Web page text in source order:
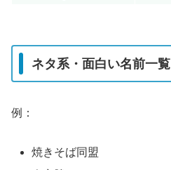
ネタ系・面白い名前一覧
例：
焼きそば同盟